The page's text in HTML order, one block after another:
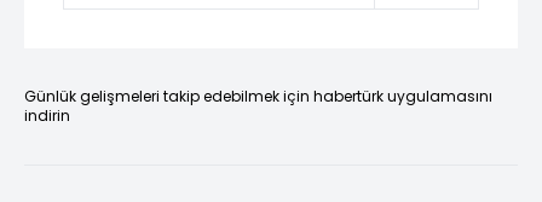
Günlük gelişmeleri takip edebilmek için habertürk uygulamasını
indirin